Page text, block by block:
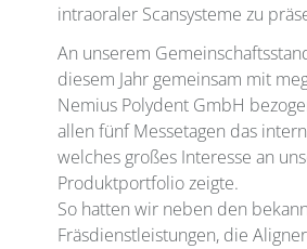
intraoraler Scansysteme zu
An unserem
diesem Jahr gemeinsam mit
Nemius Polydent GmbH
allen fünf Messetagen das
welches großes Interesse an
Produktportfolio zeigte.
So hatten wir neben den
Fräsdienstleistungen, die